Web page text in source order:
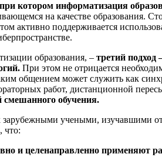
котором информатизация
на качестве образования.
поддерживается
образования, – третий подход
При этом не отрицается
общением может служить как
работ, дистанционной
смешанного обучения.
учеными, изучавшими
что:
и целенаправленно применяют